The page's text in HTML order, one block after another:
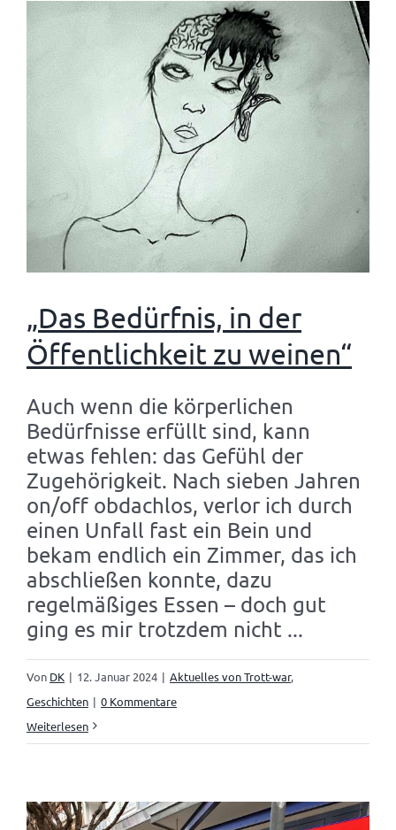
„Das Bedürfnis, in der
Öffentlichkeit zu weinen“
Auch wenn die körperlichen
Bedürfnisse erfüllt sind, kann
etwas fehlen: das Gefühl der
Zugehörigkeit. Nach sieben Jahren
on/off obdachlos, verlor ich durch
einen Unfall fast ein Bein und
bekam endlich ein Zimmer, das ich
abschließen konnte, dazu
regelmäßiges Essen – doch gut
ging es mir trotzdem nicht ...
Von DK | 12. Januar 2024 | Aktuelles von Trott-war,
Geschichten | 0 Kommentare
Weiterlesen